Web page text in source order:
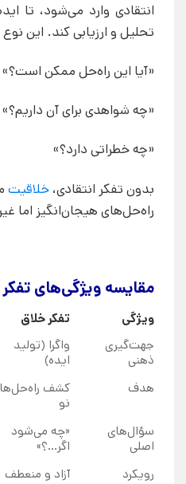
انتقادی وارد می‌شود، تا
تحلیل و ارزیابی کند. این
«آیا این راه‌حل ممکن است؟»
«چه شواهدی برای آن داریم؟»
«چه خطراتی دارد؟»
بدون تفکر انتقادی، خلاقیت
راه‌حل‌های هیجان‌انگیز اما
مقایسه ویژگی‌های تفکر
ویژگی تفکر خلاق
جهت‌گیری
ذهنی
واگرا (تولید
ایده)
هدف
کشف
نو
سؤال‌های
اصلی
«چه می‌شود
اگر...؟»
رویکرد
آزاد و منعطف